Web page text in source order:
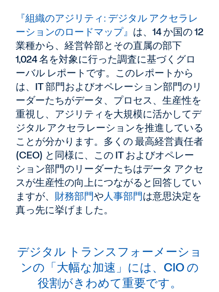
『組織のアジリティ: デジタル アクセラレ
ーションのロードマップ』 は、14 か国の 12
業種から、経営幹部とその直属の部下
1,024 名を対象に行った調査に基づくグロ
ーバル レポートです。このレポートから
は、IT 部門およびオペレーション部門のリ
ーダーたちがデータ、プロセス、生産性を
重視し、アジリティを大規模に活かしてデ
ジタル アクセラレーションを推進している
ことが分かります。多くの 最高経営責任者
(CEO) と同様に、この IT およびオペレー
ション部門のリーダーたちはデータ アクセ
スが生産性の向上につながると回答してい
ますが、 財務部門や人事部門は意思決定を
真っ先に挙げました。
デジタル トランスフォーメーショ
ンの「大幅な加速」には、CIO の
役割がきわめて重要です。